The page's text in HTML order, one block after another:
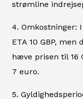
strømline
4. Omkostninger:
ETA 10 GBP,
hæve prisen til 16
7 euro.
5.